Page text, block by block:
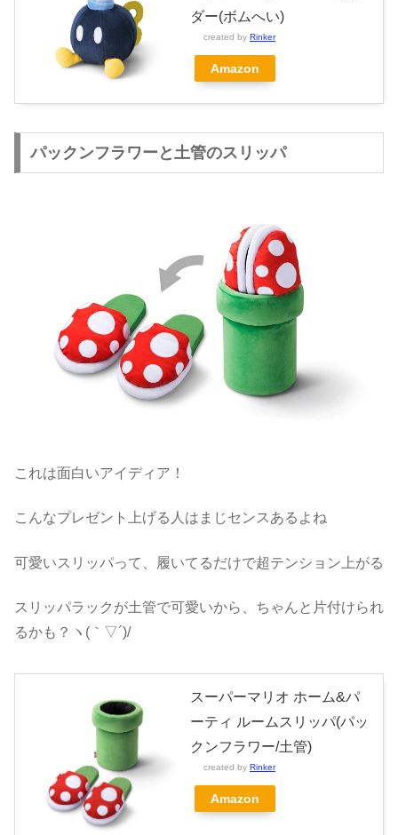
ダー(ボムへい)
created by Rinker
Amazon
パックンフラワーと土管のスリッパ
これは面白いアイディア！
こんなプレゼント上げる人はまじセンスあるよね
可愛いスリッパって、履いてるだけで超テンション上がる
スリッパラックが土管で可愛いから、ちゃんと片付けられ
るかも？ヽ(｀▽´)/
スーパーマリオ ホーム&パ
ーティ ルームスリッパ(パッ
クンフラワー/土管)
created by Rinker
Amazon